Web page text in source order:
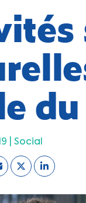
du
| Social